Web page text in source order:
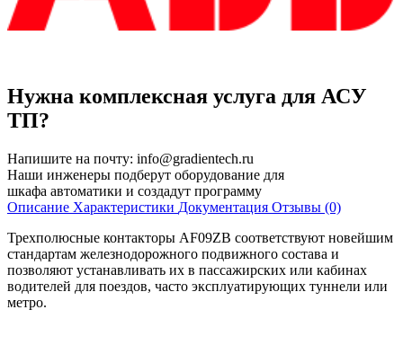
Нужна комплексная услуга для АСУ
ТП?
Напишите на почту: info@gradientech.ru
Наши инженеры подберут оборудование для
шкафа автоматики и создадут программу
Описание Характеристики Документация Отзывы (0)
Трехполюсные контакторы AF09ZB соответствуют новейшим
стандартам железнодорожного подвижного состава и
позволяют устанавливать их в пассажирских или кабинах
водителей для поездов, часто эксплуатирующих туннели или
метро.